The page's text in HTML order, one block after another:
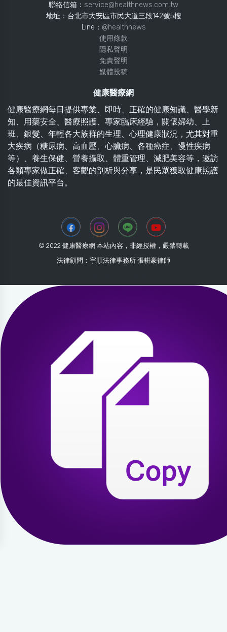
聯絡信箱： service@healthnews.com.tw
地址：台北市大安區市民大道三段142號5樓
Line： @healthnews
使用條款
隱私聲明
免責聲明
媒體投稿
健康醫療網
健康醫療網每日提供專業、即時、正確的健康知識、醫學新
知、用藥安全、醫療照護、專家臨床經驗，關懷婦幼、上
班、銀髮、年輕各大族群的生理、心理健康狀況，尤其對重
大疾病（糖尿病、高血壓、心臟病、各種癌症、慢性疾病
等）、養生保健、營養攝取、體重管理、減肥美容等，邀訪
各類專家做正確、客觀的剖析與分享，是民眾獲取健康照護
的最佳資訊平台。
© 2022 健康醫療網 本站內容，非經授權，嚴禁轉載
法律顧問：宇順法律事務所 張耕豪律師